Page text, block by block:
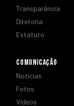
Transparência
Diretoria
Estatuto
COMUNICAÇÃO
Notícias
Fotos
Vídeos